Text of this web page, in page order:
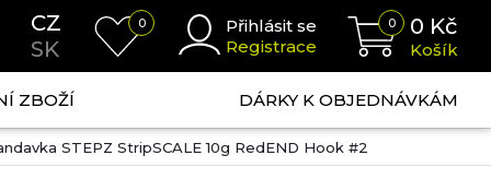
CZ
SK
0
Přihlásit se
Registrace
0 0 Kč
Košík
ZBOŽÍ DÁRKY K OBJEDNÁVKÁM
STEPZ StripSCALE 10g RedEND Hook #2